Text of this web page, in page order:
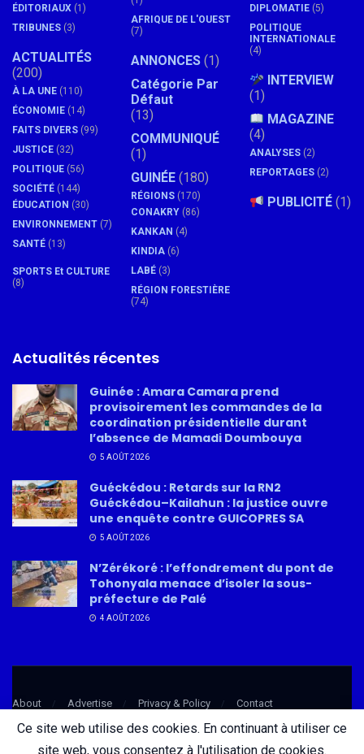
ÉDITORIAUX (1)
TRIBUNES (3)
ACTUALITÉS
(200)
À LA UNE (110)
ÉCONOMIE (14)
FAITS DIVERS (99)
JUSTICE (32)
POLITIQUE (56)
SOCIÉTÉ (144)
ÉDUCATION (30)
ENVIRONNEMENT (7)
SANTÉ (13)
SPORTS Et CULTURE
(8)
AFRIQUE DE L'OUEST
(7)
ANNONCES (1)
Catégorie Par
Défaut
(13)
COMMUNIQUÉ
(1)
GUINÉE (180)
RÉGIONS (170)
CONAKRY (86)
KANKAN (4)
KINDIA (6)
LABÉ (3)
RÉGION FORESTIÈRE
(74)
DIPLOMATIE (5)
POLITIQUE
INTERNATIONALE
(4)
INTERVIEW
(1)
MAGAZINE
(4)
ANALYSES (2)
REPORTAGES (2)
PUBLICITÉ (1)
Actualités récentes
Guinée : Amara Camara prend
provisoirement les commandes de la
coordination présidentielle durant
l’absence de Mamadi Doumbouya
5 AOÛT 2026
Guéckédou : Retards sur la RN2
Guéckédou–Kailahun : la justice ouvre
une enquête contre GUICOPRES SA
5 AOÛT 2026
N’Zérékoré : l’effondrement du pont de
Tohonyala menace d’isoler la sous-
préfecture de Palé
4 AOÛT 2026
About Advertise Privacy & Policy Contact
Ce site web utilise des cookies. En continuant à utiliser ce
site web, vous consentez à l'utilisation de cookies.